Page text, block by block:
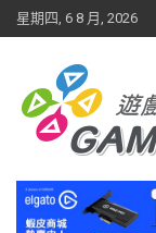
Skip
to
星期四, 6 8 月, 2026